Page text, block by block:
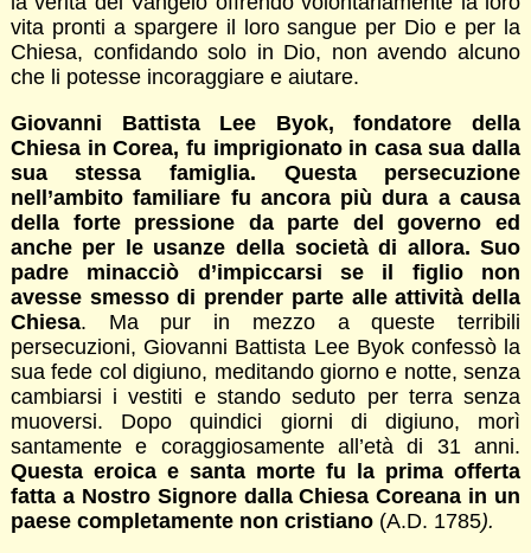
vita pronti a spargere il loro sangue per Dio e per la
Chiesa, confidando solo in Dio, non avendo alcuno
che li potesse incoraggiare e aiutare.
Giovanni Battista Lee Byok, fondatore della
Chiesa in Corea, fu imprigionato in casa sua dalla
sua stessa famiglia. Questa persecuzione
nell’ambito familiare fu ancora più dura a causa
della forte pressione da parte del governo ed
anche per le usanze della società di allora. Suo
padre minacciò d’impiccarsi se il figlio non
avesse smesso di prender parte alle attività della
Chiesa. Ma pur in mezzo a queste terribili
persecuzioni, Giovanni Battista Lee Byok confessò la
sua fede col digiuno, meditando giorno e notte, senza
cambiarsi i vestiti e stando seduto per terra senza
muoversi. Dopo quindici giorni di digiuno, morì
santamente e coraggiosamente all’età di 31 anni.
Questa eroica e santa morte fu la prima offerta
fatta a Nostro Signore dalla Chiesa Coreana in un
paese completamente non cristiano(A.D. 1785).